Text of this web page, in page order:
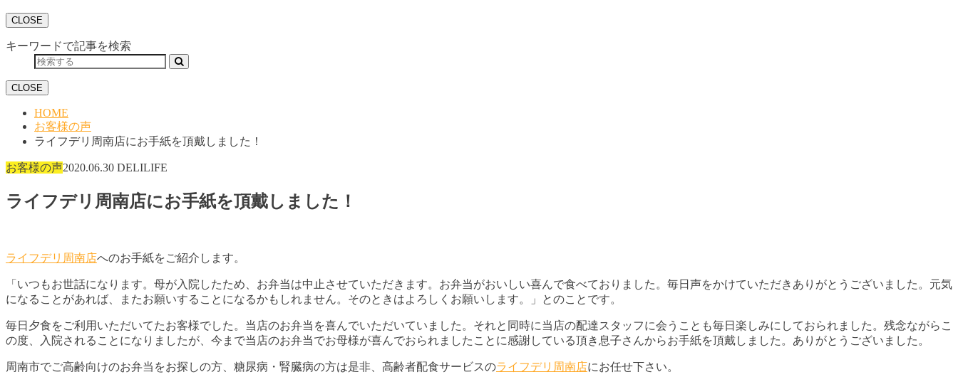
CLOSE
キーワードで記事を検索
CLOSE
HOME
お客様の声
ライフデリ周南店にお手紙を頂戴しました！
お客様の声2020.06.30 DELILIFE
ライフデリ周南店にお手紙を頂戴しました！
ライフデリ周南店へのお手紙をご紹介します。
「いつもお世話になります。母が入院したため、お弁当は中止させていただきます。お弁当がおいしい喜んで食べておりました。毎日声をかけていただきありがとうございました。元気
になることがあれば、またお願いすることになるかもしれません。そのときはよろしくお願いします。」とのことです。
毎日夕食をご利用いただいてたお客様でした。当店のお弁当を喜んでいただいていました。それと同時に当店の配達スタッフに会うことも毎日楽しみにしておられました。残念ながらこ
の度、入院されることになりましたが、今まで当店のお弁当でお母様が喜んでおられましたことに感謝している頂き息子さんからお手紙を頂戴しました。ありがとうございました。
周南市でご高齢向けのお弁当をお探しの方、糖尿病・腎臓病の方は是非、高齢者配食サービスのライフデリ周南店にお任せ下さい。